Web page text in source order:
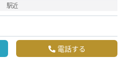
駅近
電話する